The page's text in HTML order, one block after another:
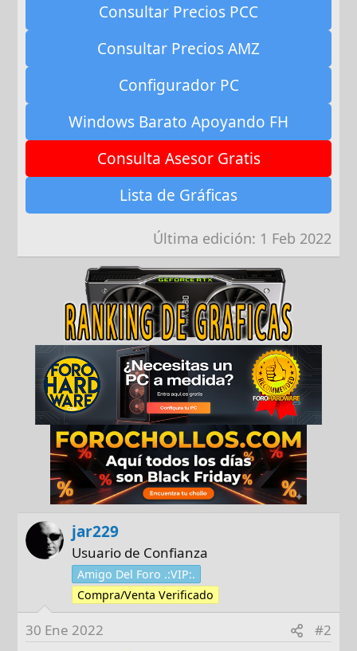
Consultar Precios PCC
Consultar Precios AMZ
Configurador PC
Windows Barato Apoyando FH
Consulta Asesor Gratis
Lista de Gráficas
Última edición: 1 Feb 2022
jar229
Usuario de Confianza
Amigo Del Foro .:VIP:.
Compra/Venta Verificado
30 Ene 2022 #2